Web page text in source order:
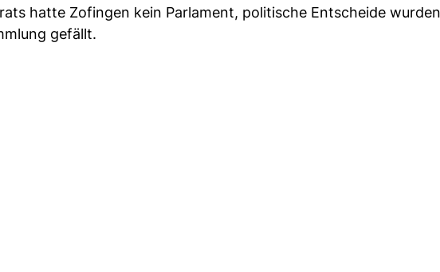
hatte Zofingen kein Parlament, politische Entscheide
gefällt.